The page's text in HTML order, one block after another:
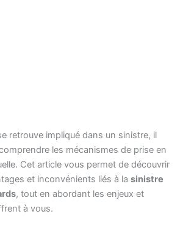
retrouve impliqué dans un sinistre, il
les mécanismes de prise en
Cet article vous permet de découvrir
et inconvénients liés à la sinistre
, tout en abordant les enjeux et
à vous.